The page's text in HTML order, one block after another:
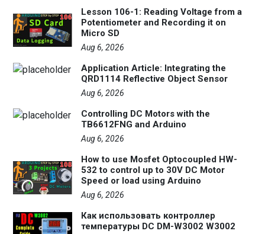
Lesson 106-1: Reading Voltage from a
Potentiometer and Recording it on
Micro SD
Aug 6, 2026
Application Article: Integrating the
QRD1114 Reflective Object Sensor
Aug 6, 2026
Controlling DC Motors with the
TB6612FNG and Arduino
Aug 6, 2026
How to use Mosfet Optocoupled HW-
532 to control up to 30V DC Motor
Speed or load using Arduino
Aug 6, 2026
Как использовать контроллер
температуры DC DM-W3002 W3002